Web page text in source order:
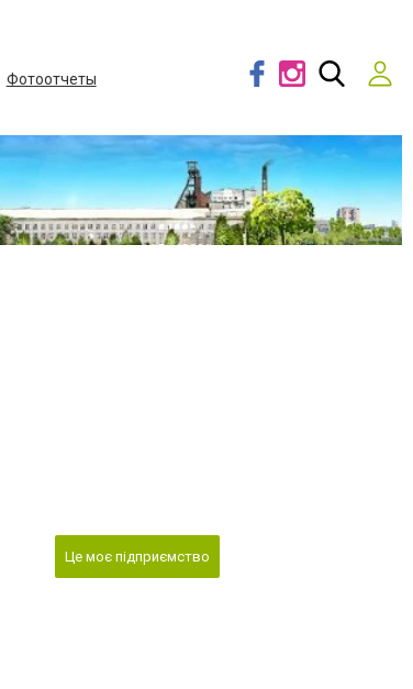
Фотоотчеты
Це моє підприємство